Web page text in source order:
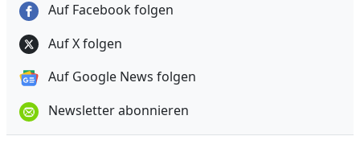
Auf Facebook folgen
Auf X folgen
Auf Google News folgen
Newsletter abonnieren